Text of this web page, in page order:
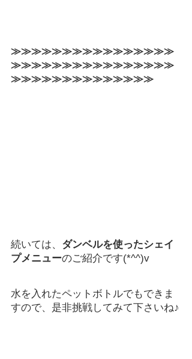
≫≫≫≫≫≫≫≫≫≫≫≫≫≫≫≫
≫≫≫≫≫≫≫≫≫≫≫≫≫≫≫≫
≫≫≫≫≫≫≫≫≫≫≫≫≫≫
続いては、 ダンベルを使ったシェイ
プメニューのご紹介です(*^^)v
水を入れたペットボトルでもできま
すので、是非挑戦してみて下さいね♪